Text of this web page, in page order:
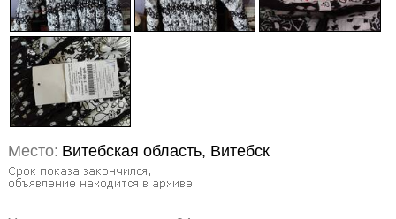
Место: Витебская область, Витебск